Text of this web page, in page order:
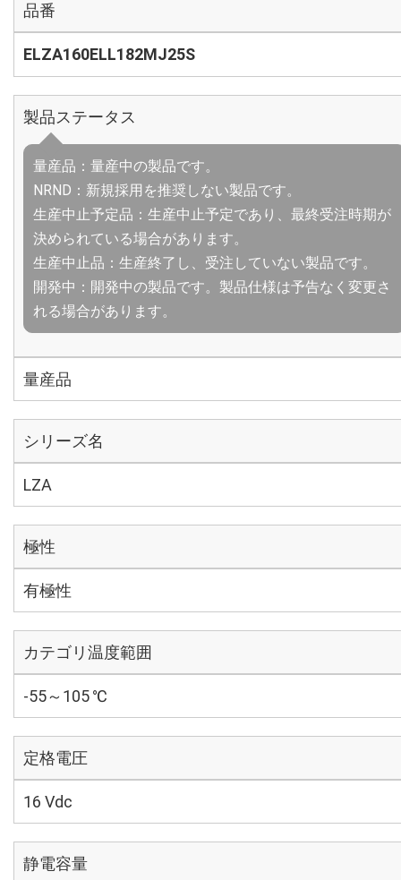
品番
ELZA160ELL182MJ25S
製品ステータス
量産品：量産中の製品です。
NRND：新規採用を推奨しない製品です。
生産中止予定品：生産中止予定であり、最終受注時期が
決められている場合があります。
生産中止品：生産終了し、受注していない製品です。
開発中：開発中の製品です。製品仕様は予告なく変更さ
れる場合があります。
量産品
シリーズ名
LZA
極性
有極性
カテゴリ温度範囲
-55～105 ℃
定格電圧
16 Vdc
静電容量